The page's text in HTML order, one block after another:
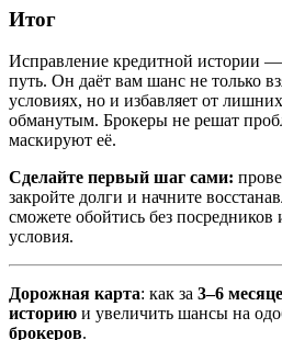
Итог
Исправление кредитной истории
путь. Он даёт вам шанс не только
условиях, но и избавляет от
обманутым. Брокеры не решат
маскируют её.
Сделайте первый шаг сами:
закройте долги и начните
сможете обойтись без
условия.
Дорожная карта: как за 3–6
историю и увеличить шансы на
брокеров.